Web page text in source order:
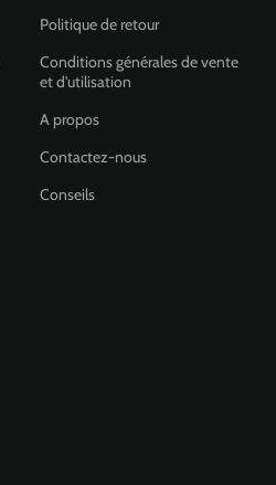
Politique de retour
Conditions générales de vente
et d'utilisation
A propos
Contactez-nous
Conseils